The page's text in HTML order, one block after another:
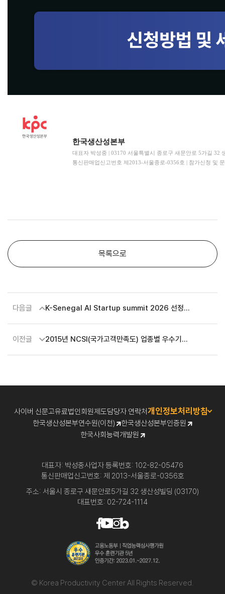
한국생산성본부
대표자 박성중 | 03170 서울특별시 종로구 새문안로 5가길 32
통신판매업신고번호 제2013-서울종로-0356호 | 참가신청 및
목록으로
다음글
K-Senegal AI Startup summit 2026 선정
이전글
2015년 NCSI(국가고객만족도) 업종별 우수기업
사이버 신문고유료법인회원제도담당자 연락처개인정보처리방침
한국생산성본부연수원(이천)
한국생산성본부인증원
한국사회능력개발원
대표자: 박성중사업자 등록번호: 102-82-05476
통신판매업신고번호: 제 2013-서울종로-0356호
주소: 서울시 종로구 새문안로5가길 32 생산성빌딩 (03170)
대표번호: 02-724-1114
© Korea Productivity Center All Rights Reserved.